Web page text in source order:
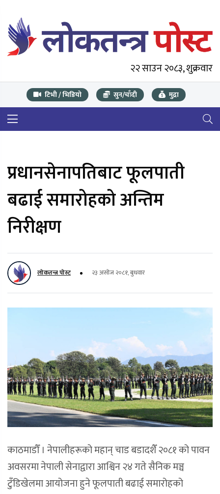
२२ साउन २०८३, शुक्रवार
टिभी / भिडियो सुन/चाँदी मुद्रा
प्रधानसेनापतिबाट फूलपाती
बढाई समारोहको अन्तिम
निरीक्षण
लोकतन्त्र पोस्ट २३ असोज २०८१, बुधवार
काठमाडौँ । नेपालीहरूको महान् चाड बडादशैँ २०८१ को पावन
अवसरमा नेपाली सेनाद्वारा आश्विन २४ गते सैनिक मञ्च
टुँडिखेलमा आयोजना हुने फूलपाती बढाई समारोहको